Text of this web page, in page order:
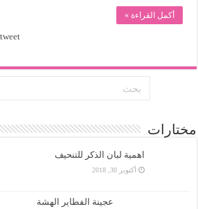
أكمل القراءة »
tweet
مختارات
اهمية لبان الذكر للتنحيف
أكتوبر 30, 2018
عجينة الفطاير الهشة